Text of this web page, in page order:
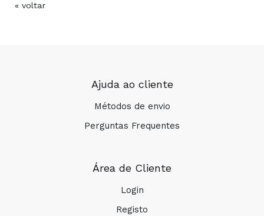
« voltar
Ajuda ao cliente
Métodos de envio
Perguntas Frequentes
Área de Cliente
Login
Registo